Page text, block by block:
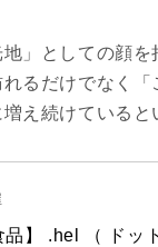
」としての顔
るだけでなく
え続けていると
品】 .hel （ ドッ